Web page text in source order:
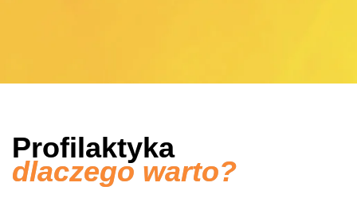
Profilaktyka
dlaczego warto?